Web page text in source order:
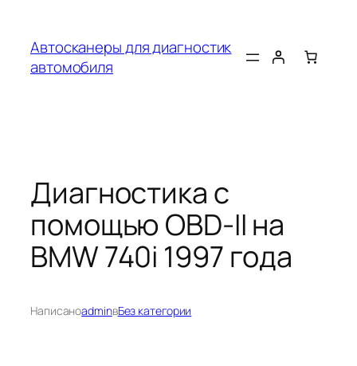
содержимому
Автосканеры для диагностик
автомобиля
Диагностика с
помощью OBD-II на
BMW 740i 1997 года
НаписаноadminвБез категории